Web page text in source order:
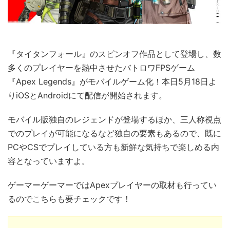
『タイタンフォール』のスピンオフ作品として登場し、数
多くのプレイヤーを熱中させたバトロワFPSゲーム
『Apex Legends』がモバイルゲーム化！本日5月18日よ
りiOSとAndroidにて配信が開始されます。
モバイル版独自のレジェンドが登場するほか、三人称視点
でのプレイが可能になるなど独自の要素もあるので、既に
PCやCSでプレイしている方も新鮮な気持ちで楽しめる内
容となっていますよ。
ゲーマーゲーマーではApexプレイヤーの取材も行ってい
るのでこちらも要チェックです！